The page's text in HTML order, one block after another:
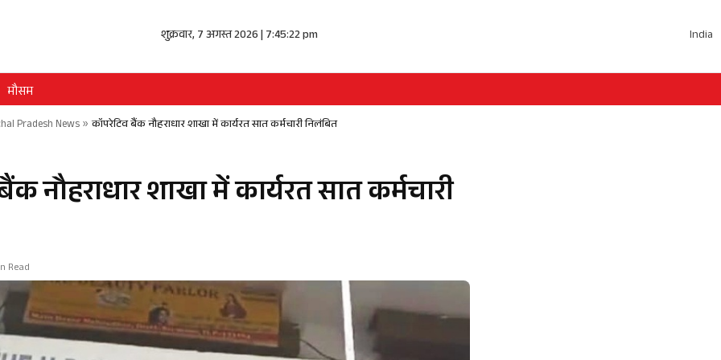
शुक्रवार, 7 अगस्त 2026 | 7:45:22 pm India
मौसम
Pradesh News» कॉपरेटिव बैंक नौहराधार शाखा में कार्यरत सात कर्मचारी निलंबित
नौहराधार शाखा में कार्यरत सात कर्मचारी
Read